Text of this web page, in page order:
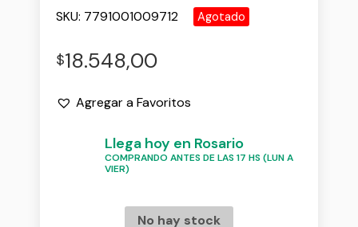
SKU: 7791001009712 Agotado
$18.548,00
Agregar a Favoritos
Llega hoy en Rosario
COMPRANDO ANTES DE LAS 17 HS (LUN A
VIER)
No hay stock